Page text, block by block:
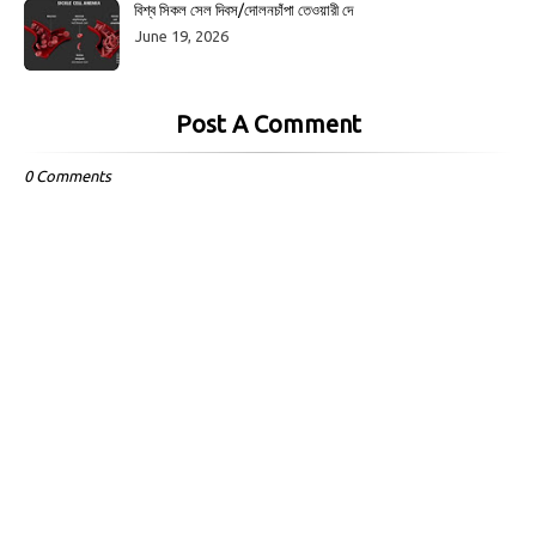
বিশ্ব সিকল সেল দিবস/দোলনচাঁপা তেওয়ারী দে
June 19, 2026
Post A Comment
0 Comments